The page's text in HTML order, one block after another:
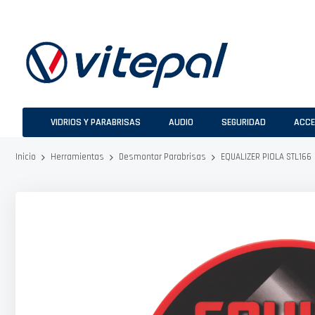
VIDRIOS Y PARABRISAS AUDIO SEGURIDAD
Inicio Herramientas Desmontar Parabrisas EQUALIZER PIOLA STL166